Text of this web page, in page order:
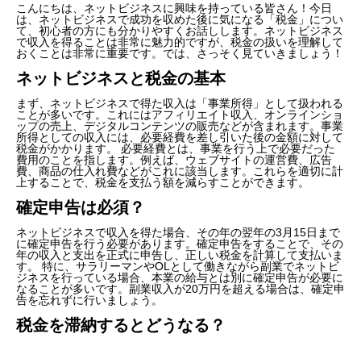
こんにちは、ネットビジネスに興味を持っている皆さん！今日
は、ネットビジネスで成功を収めた後に気になる「税金」につい
て、初心者の方にも分かりやすくお話しします。ネットビジネス
で収入を得ることは非常に魅力的ですが、税金の扱いを理解して
おくことは非常に重要です。では、さっそく見ていきましょう！
ネットビジネスと税金の基本
まず、ネットビジネスで得た収入は「事業所得」として扱われる
ことが多いです。これにはアフィリエイト収入、オンラインショ
ップの売上、デジタルコンテンツの販売などが含まれます。事業
所得としての収入には、必要経費を差し引いた後の金額に対して
税金がかかります。 必要経費とは、事業を行う上で必要だった
費用のことを指します。例えば、ウェブサイトの運営費、広告
費、商品の仕入れ費などがこれに該当します。これらを適切に計
上することで、税金を支払う額を減らすことができます。
確定申告は必須？
ネットビジネスで収入を得た場合、その年の翌年の3月15日まで
に確定申告を行う必要があります。確定申告をすることで、その
年の収入と支出を正式に申告し、正しい税金を計算して支払いま
す。 特に、サラリーマンやOLとして働きながら副業でネットビ
ジネスを行っている場合、本業の給与とは別に確定申告が必要に
なることが多いです。副業収入が20万円を超える場合は、確定申
告を忘れずに行いましょう。
税金を滞納するとどうなる？